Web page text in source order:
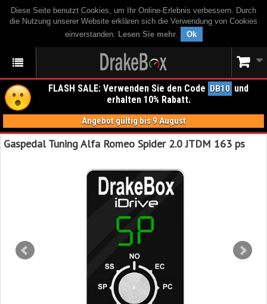
Diese Seite benutzt Cookies, um Ihr Online-Erlebnis verbessern. Durch
die Nutzung unserer Website erklären sich die Verwendung von Cookies
einverstanden. Lesen Sie mehr. Ok
FLASH SALE: Verwenden Sie den Code DB10 und
erhalten 10% Rabatt.
Angebot gültig bis 9 August
Gaspedal Tuning Alfa Romeo Spider 2.0 JTDM 163 ps